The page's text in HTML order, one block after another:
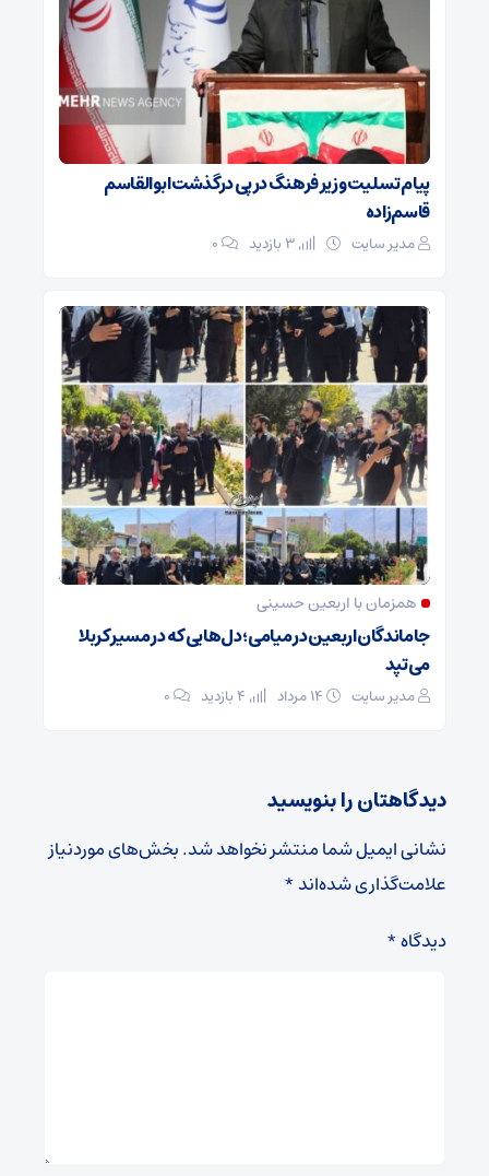
پیام تسلیت وزیر فرهنگ در پی درگذشت ابوالقاسم
قاسم‌زاده
مدیر سایت ۰
همزمان با اربعین حسینی
جاماندگان اربعین در میامی؛ دل‌هایی که در مسیر کربلا
می‌تپد
مدیر سایت ۰
دیدگاهتان را بنویسید
نشانی ایمیل شما منتشر نخواهد شد.بخش‌های موردنیاز
علامت‌گذاری شده‌اند*
دیدگاه*